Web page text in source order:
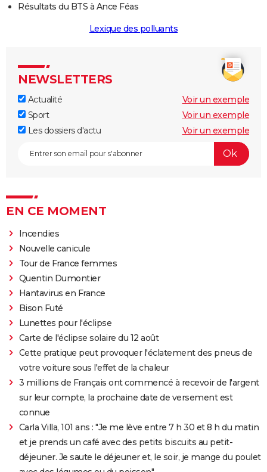
Résultats du BTS à Ance Féas
Lexique des polluants
NEWSLETTERS
Actualité
Voir un exemple
Sport
Voir un exemple
Les dossiers d'actu
Voir un exemple
EN CE MOMENT
Incendies
Nouvelle canicule
Tour de France femmes
Quentin Dumontier
Hantavirus en France
Bison Futé
Lunettes pour l'éclipse
Carte de l'éclipse solaire du 12 août
Cette pratique peut provoquer l'éclatement des pneus de
votre voiture sous l'effet de la chaleur
3 millions de Français ont commencé à recevoir de l'argent
sur leur compte, la prochaine date de versement est
connue
Carla Villa, 101 ans : "Je me lève entre 7 h 30 et 8 h du matin
et je prends un café avec des petits biscuits au petit-
déjeuner. Je saute le déjeuner et, le soir, je mange du poulet